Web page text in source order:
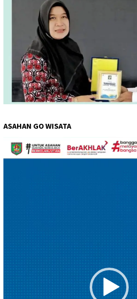
ASAHAN GO WISATA
Pemutar
Video